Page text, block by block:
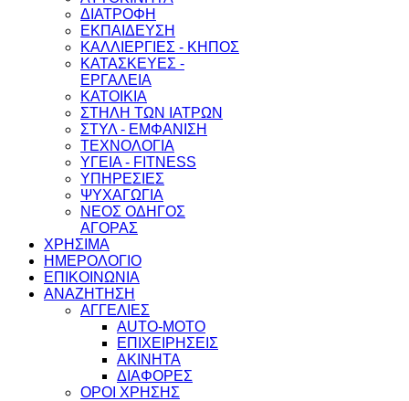
ΔΙΑΤΡΟΦΗ
ΕΚΠΑΙΔΕΥΣΗ
ΚΑΛΛΙΕΡΓΙΕΣ - ΚΗΠΟΣ
ΚΑΤΑΣΚΕΥΕΣ -
ΕΡΓΑΛΕΙΑ
ΚΑΤΟΙΚΙΑ
ΣΤΗΛΗ ΤΩΝ ΙΑΤΡΩΝ
ΣΤΥΛ - ΕΜΦΑΝΙΣΗ
ΤΕΧΝΟΛΟΓΙΑ
ΥΓΕΙΑ - FITNESS
ΥΠΗΡΕΣΙΕΣ
ΨΥΧΑΓΩΓΙΑ
ΝΕΟΣ ΟΔΗΓΟΣ
ΑΓΟΡΑΣ
ΧΡΗΣΙΜΑ
ΗΜΕΡΟΛΟΓΙΟ
ΕΠΙΚΟΙΝΩΝΙΑ
ΑΝΑΖΗΤΗΣΗ
ΑΓΓΕΛΙΕΣ
AUTO-MOTO
ΕΠΙΧΕΙΡΗΣΕΙΣ
ΑΚΙΝΗΤΑ
ΔΙΑΦΟΡΕΣ
ΟΡΟΙ ΧΡΗΣΗΣ